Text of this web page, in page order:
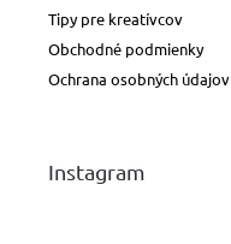
Tipy pre kreatívcov
Obchodné podmienky
Ochrana osobných údajov
Instagram